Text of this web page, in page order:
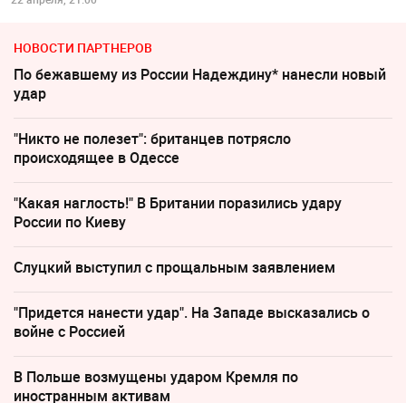
НОВОСТИ ПАРТНЕРОВ
По бежавшему из России Надеждину* нанесли новый
удар
"Никто не полезет": британцев потрясло
происходящее в Одессе
"Какая наглость!" В Британии поразились удару
России по Киеву
Слуцкий выступил с прощальным заявлением
"Придется нанести удар". На Западе высказались о
войне с Россией
В Польше возмущены ударом Кремля по
иностранным активам